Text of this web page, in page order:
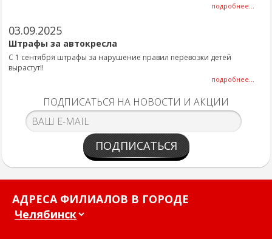
подробнее...
03.09.2025
Штрафы за автокресла
С 1 сентября штрафы за нарушение правил перевозки детей
вырастут!!
подробнее...
ПОДПИСАТЬСЯ НА НОВОСТИ И АКЦИИ
ПОДПИСАТЬСЯ
АДРЕСА ФИЛИАЛОВ В ГОРОДЕ